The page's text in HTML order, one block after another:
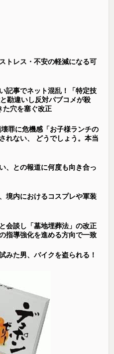
トレス・不安の軽減になる可
記事でネット混乱！「特定技
勘違いし反対パブコメが殺
穴を塞ぐ改正
罪に危機感「お子様ランチの
れない、 どうでしょう。本当
、との報道に何度も向き合っ
境内におけるコスプレや軍装
会談し「墓地埋葬法」の改正
指導強化を進める方向で一致
みた男、バイクを盗られる！